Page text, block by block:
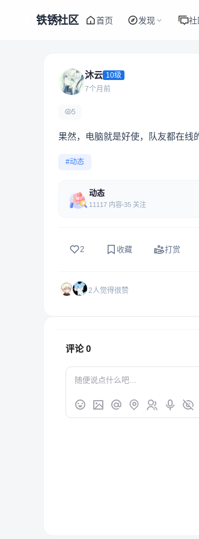
铁锈社区 首页 发现 社
沐云 10级
7个月前
5
果然，电脑就是好使，队友都在
#动态
动态
11117 内容 35 关注
2 收藏 打赏
2人觉得很赞
评论0